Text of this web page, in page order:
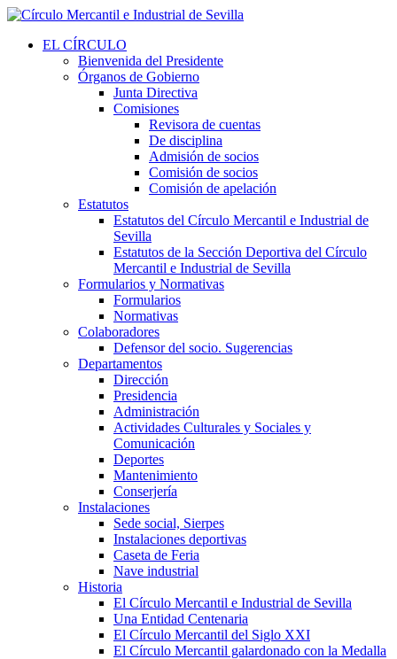
EL CÍRCULO
Bienvenida del Presidente
Órganos de Gobierno
Junta Directiva
Comisiones
Revisora de cuentas
De disciplina
Admisión de socios
Comisión de socios
Comisión de apelación
Estatutos
Estatutos del Círculo Mercantil e Industrial de
Sevilla
Estatutos de la Sección Deportiva del Círculo
Mercantil e Industrial de Sevilla
Formularios y Normativas
Formularios
Normativas
Colaboradores
Defensor del socio. Sugerencias
Departamentos
Dirección
Presidencia
Administración
Actividades Culturales y Sociales y
Comunicación
Deportes
Mantenimiento
Conserjería
Instalaciones
Sede social, Sierpes
Instalaciones deportivas
Caseta de Feria
Nave industrial
Historia
El Círculo Mercantil e Industrial de Sevilla
Una Entidad Centenaria
El Círculo Mercantil del Siglo XXI
El Círculo Mercantil galardonado con la Medalla